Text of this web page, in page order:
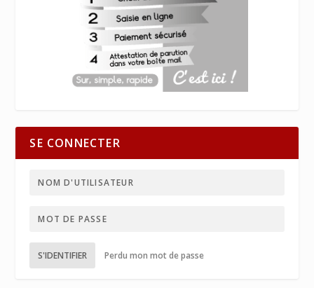
SE CONNECTER
S'IDENTIFIER Perdu mon mot de passe